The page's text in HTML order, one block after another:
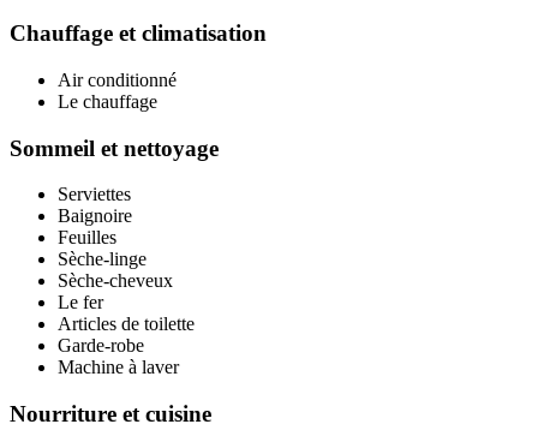
Chauffage et climatisation
Air conditionné
Le chauffage
Sommeil et nettoyage
Serviettes
Baignoire
Feuilles
Sèche-linge
Sèche-cheveux
Le fer
Articles de toilette
Garde-robe
Machine à laver
Nourriture et cuisine